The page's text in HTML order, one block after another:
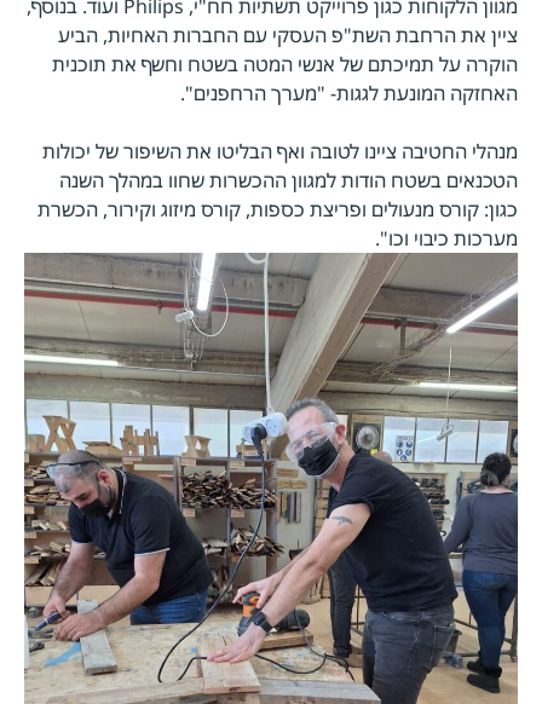
מגוון הלקוחות כגון פרוייקט תשתיות חח"י, Philips ועוד. בנוסף,
ציין את הרחבת השת"פ העסקי עם החברות האחיות, הביע
הוקרה על תמיכתם של אנשי המטה בשטח וחשף את תוכנית
האחזקה המונעת לגגות- "מערך הרחפנים".
מנהלי החטיבה ציינו לטובה ואף הבליטו את השיפור של יכולות
הטכנאים בשטח הודות למגוון ההכשרות שחוו במהלך השנה
כגון: קורס מנעולים ופריצת כספות, קורס מיזוג וקירור, הכשרת
מערכות כיבוי וכו".